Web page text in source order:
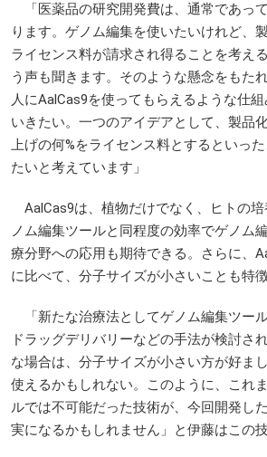
「医薬品の研究開発費は、通常であっ
ります。ゲノム編集を使いたいけれど、
ライセンス料が請求され得ることを考え
う声も聞きます。そのような懸念をもた
人にAalCas9を使ってもらえるような仕
いきたい。一つのアイデアとして、製品
上げの何%をライセンス料とするといっ
たいと考えています」
AalCas9は、植物だけでなく、ヒトの
ノム編集ツールと同程度の効率でゲノム
療分野への応用も期待できる。さらに、
に比べて、分子サイズが小さいことも特徴
「新たな治療法としてゲノム編集ツー
ドラッグデリバリーなどの手法が検討さ
な場合は、分子サイズが小さい方が好ま
使えるかもしれない。このように、これ
ルでは不可能だった技術が、今回開発し
実になるかもしれません」と伊藤はこの